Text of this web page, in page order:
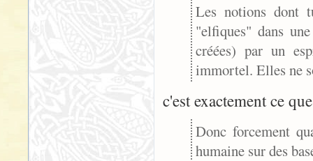
Les notions dont
"elfiques" dans
créées) par un
immortel. Elles ne
c'est exactement ce
Donc forcement
humaine sur des